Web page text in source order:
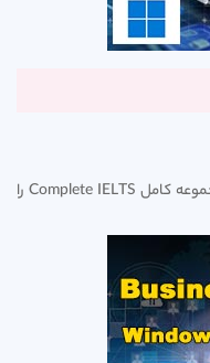
با کلیک بر روی این قسمت می توانید مجموعه کامل Complete IELTS را